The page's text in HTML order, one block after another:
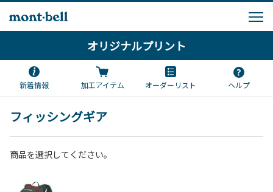
オリジナルプリント
新着情報 加工アイテム オーダーリスト ヘルプ
フィッシングギア
商品を選択してください。